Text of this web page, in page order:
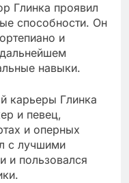
Глинка проявил
способности. Он
и
навыки.
карьеры Глинка
и певец,
и оперных
с лучшими
и пользовался